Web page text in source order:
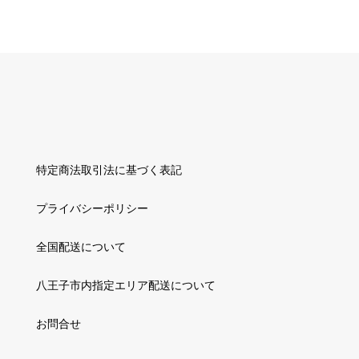
特定商法取引法に基づく表記
プライバシーポリシー
全国配送について
八王子市内指定エリア配送について
お問合せ